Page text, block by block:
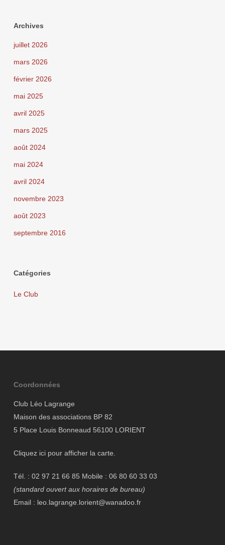
Archives
juillet 2026
mars 2026
février 2026
mai 2025
avril 2025
mars 2025
août 2024
mai 2024
avril 2024
novembre 2023
août 2023
septembre 2016
Catégories
Le Club
Coordonnées
Club Léo Lagrange
Maison des associations BP 82
5 Place Louis Bonneaud 56100 LORIENT
Cliquez ici pour afficher la carte.
Tél. : 02 97 21 66 85 Mobile : 06 80 60 33 03
(standard ouvert aux horaires de bureau)
Email : leo.lagrange.lorient@wanadoo.fr